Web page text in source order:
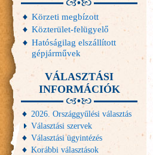
Körzeti megbízott
Közterület-felügyelő
Hatóságilag elszállított
gépjárművek
VÁLASZTÁSI
INFORMÁCIÓK
2026. Országgyűlési választás
Választási szervek
Választási ügyintézés
Korábbi választások